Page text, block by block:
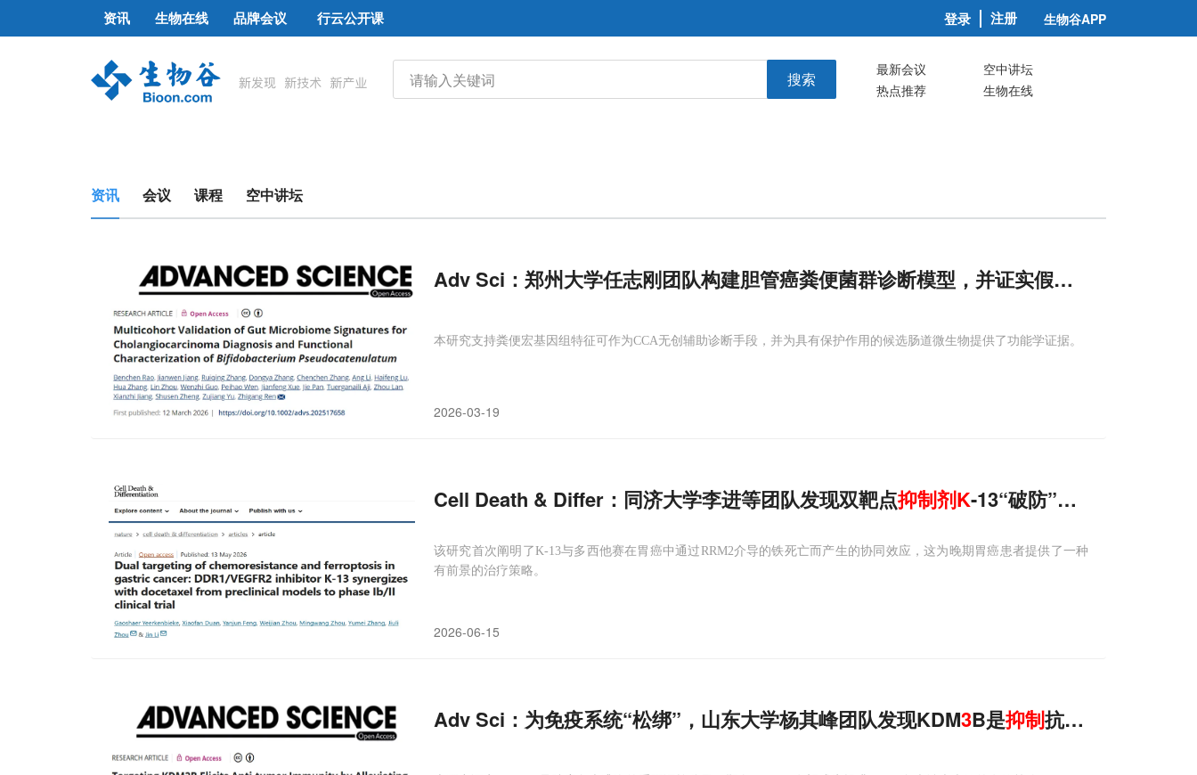
资讯 生物在线 品牌会议 行云公开课 登录 注册 生物谷APP
搜索 最新会议
空中讲坛
热点推荐
生物在线
资讯 会议 课程 空中讲坛
Adv Sci：郑州大学任志刚团队构建胆管癌粪便菌群诊断模型，并证实假长双歧杆菌减少
本研究支持粪便宏基因组特征可作为CCA无创辅助诊断手段，并为具有保护作用的候选肠道微生物提供了功能学证据。
2026-03-19
Cell Death & Differ：同济大学李进等团队发现双靶点抑制剂K-13“破防”，协同多西他
该研究首次阐明了K-13与多西他赛在胃癌中通过RRM2介导的铁死亡而产生的协同效应，这为晚期胃癌患者提供了一种
有前景的治疗策略。
2026-06-15
Adv Sci：为免疫系统“松绑”，山东大学杨其峰团队发现KDM3B是抑制抗肿瘤免疫的关